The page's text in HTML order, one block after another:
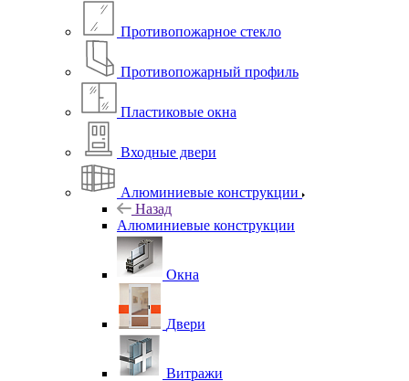
Противопожарное стекло
Противопожарный профиль
Пластиковые окна
Входные двери
Алюминиевые конструкции
Назад
Алюминиевые конструкции
Окна
Двери
Витражи